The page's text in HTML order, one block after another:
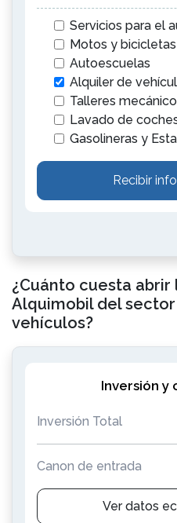
Servicios para el
Motos y bicicletas
Autoescuelas
Alquiler de
Talleres
Lavado de
Gasolineras y
Recibir
¿Cuánto cuesta
Alquimobil del
vehículos?
Inversión y
Inversión Total
Canon de entrada
Ver datos